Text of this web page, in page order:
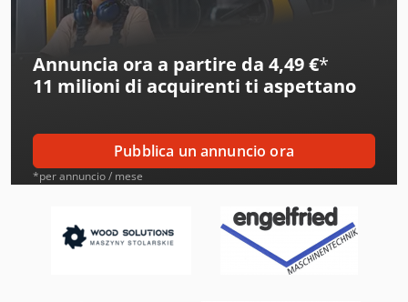
Ams
Amt
Aro
Atb
Ausa
Beka-Mak
Annuncia ora a partire da 4,49 €*
11 milioni di acquirenti ti aspettano
Pubblica un annuncio ora
*per annuncio / mese